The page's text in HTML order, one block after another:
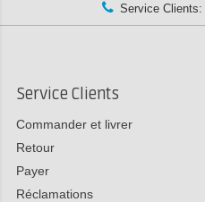
Service Clients:
Service Clients
Commander et livrer
Retour
Payer
Réclamations